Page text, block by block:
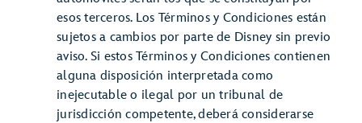
esos terceros. Los Términos y Condiciones están
sujetos a cambios por parte de Disney sin previo
aviso. Si estos Términos y Condiciones contienen
alguna disposición interpretada como
inejecutable o ilegal por un tribunal de
jurisdicción competente, deberá considerarse